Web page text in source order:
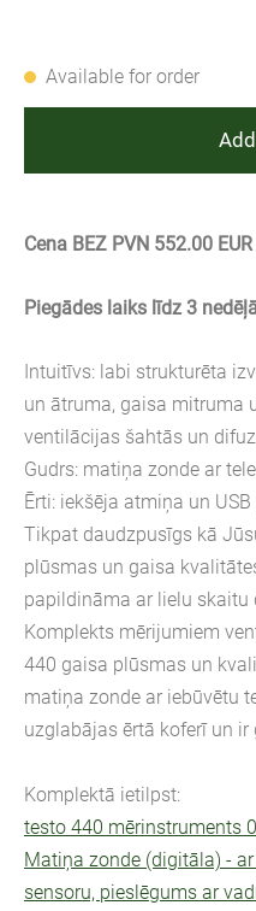
Available for order
Cena BEZ PVN 552.00 EUR
Piegādes laiks līdz 3
Intuitīvs: labi strukturēta
un ātruma, gaisa mitruma
ventilācijas šahtās un
Gudrs: matiņa zonde ar
Ērti: iekšēja atmiņa un
Tikpat daudzpusīgs kā
plūsmas un gaisa
papildināma ar lielu skaitu
Komplekts mērijumiem
440 gaisa plūsmas un
matiņa zonde ar iebūvētu
uzglabājas ērtā koferī un
Komplektā ietilpst:
testo 440 mērinstruments
Matiņa zonde (digitāla) -
sensoru, pieslēgums ar